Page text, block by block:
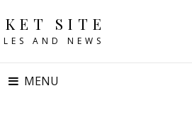
SITE
AND NEWS
MENU